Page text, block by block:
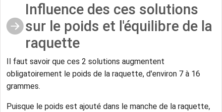
Influence des ces solutions
sur le poids et l'équilibre de la
raquette
Il faut savoir que ces 2 solutions augmentent
obligatoirement le poids de la raquette, d'environ 7 à 16
grammes.
Puisque le poids est ajouté dans le manche de la raquette,